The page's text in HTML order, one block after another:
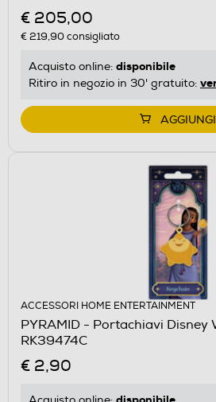
€ 205,00
€ 219,90consigliato
Acquisto online: disponibile
Ritiro in negozio in 30' gratuito:
AGGIUNGI
ACCESSORI HOME ENTERTAINMENT
PYRAMID - Portachiavi Disney
RK39474C
€ 2,90